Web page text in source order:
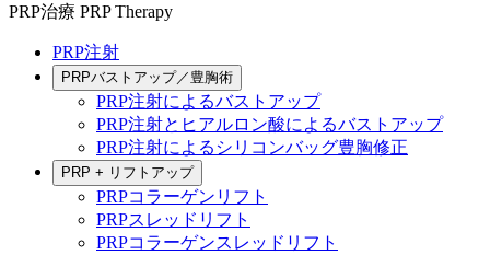
PRP治療 PRP Therapy
PRP注射
PRPバストアップ／豊胸術
PRP注射によるバストアップ
PRP注射とヒアルロン酸によるバストアップ
PRP注射によるシリコンバッグ豊胸修正
PRP + リフトアップ
PRPコラーゲンリフト
PRPスレッドリフト
PRPコラーゲンスレッドリフト